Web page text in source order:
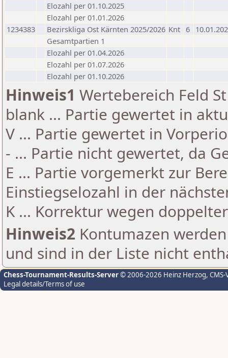
Elozahl per 01.10.2025
Elozahl per 01.01.2026
1234383
Bezirskliga Ost Kärnten 2025/2026 Knt 6
Gesamtpartien 1
Elozahl per 01.04.2026
Elozahl per 01.07.2026
Elozahl per 01.10.2026
Hinweis1 Wertebereich Feld
blank ... Partie gewertet in
V ... Partie gewertet in
- ... Partie nicht gewertet, da
E ... Partie vorgemerkt zur
Einstiegselozahl in der
K ... Korrektur wegen
Hinweis2 Kontumazen
und sind in der Liste nicht
Chess-Tournament-Results-Server© 2006-2026 Heinz Herzog,
Legal details/Terms of use